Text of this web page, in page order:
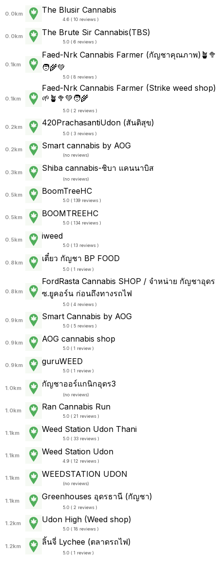
0.0km The Blusir Cannabis
4.6 ( 10 reviews )
0.0km The Brute Sir Cannabis(TBS)
5.0 ( 6 reviews )
0.1km
Faed-Nrk Cannabis Farmer (กัญชาคุณภาพ)🪴🥦
🧑‍🌾💚
5.0 ( 8 reviews )
0.1km
Faed-Nrk Cannabis Farmer (Strike weed shop)
🌱🪴🥦💚🧑‍🌾
5.0 ( 2 reviews )
0.2km 420PrachasantiUdon (สันติสุข)
5.0 ( 3 reviews )
0.2km Smart cannabis by AOG
(no reviews)
0.3km Shiba cannabis-ชิบา แคนนาบิส
(no reviews)
0.5km BoomTreeHC
5.0 ( 139 reviews )
0.5km BOOMTREEHC
5.0 ( 134 reviews )
0.5km iweed
5.0 ( 13 reviews )
0.8km เตี๋ยว กัญชา BP FOOD
5.0 ( 1 review )
0.8km
FordRasta Cannabis SHOP / จำหน่าย กัญชาอุดร
ซ.ยูคอร์น ก่อนถึงทางรถไฟ
5.0 ( 4 reviews )
0.9km Smart Cannabis by AOG
5.0 ( 5 reviews )
0.9km AOG cannabis shop
5.0 ( 1 review )
0.9km guruWEED
5.0 ( 1 review )
1.0km กัญชาออร์แกนิกอุดร3
(no reviews)
1.0km Ran Cannabis Run
5.0 ( 21 reviews )
1.1km Weed Station Udon Thani
5.0 ( 33 reviews )
1.1km Weed Station Udon
4.9 ( 12 reviews )
1.1km WEEDSTATION UDON
(no reviews)
1.1km Greenhouses อุดรธานี (กัญชา)
5.0 ( 2 reviews )
1.2km Udon High (Weed shop)
5.0 ( 18 reviews )
1.2km ลิ้นจี่ Lychee (ตลาดรถไฟ)
5.0 ( 1 review )